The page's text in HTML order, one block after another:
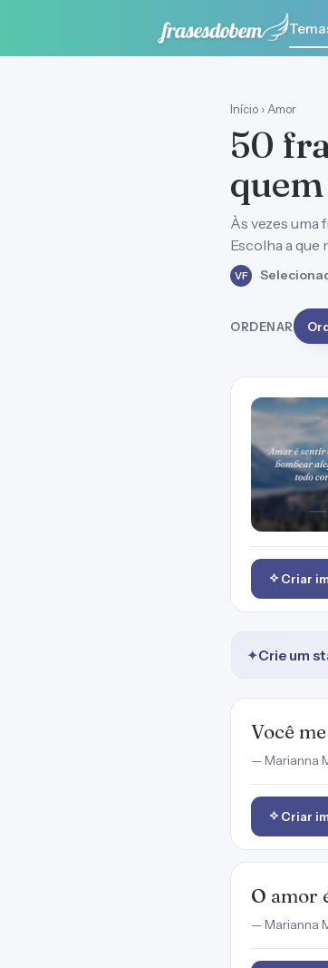
Início › Amor
50
Às vezes uma
Escolha a que
VF
ORDENAR
Criar
✦Crie um
Você
— Marianna
Criar
O amor
— Marianna